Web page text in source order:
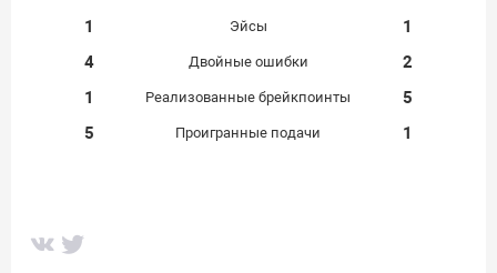
1 Эйсы
1
4
Двойные ошибки
2
1
Реализованные брейкпоинты
5
5
Проигранные подачи 1